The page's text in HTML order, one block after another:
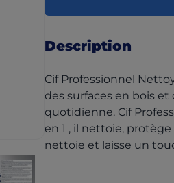
Description
Cif Professionnel
des surfaces en bois
quotidienne. Cif
en 1 , il nettoie,
nettoie et laisse un